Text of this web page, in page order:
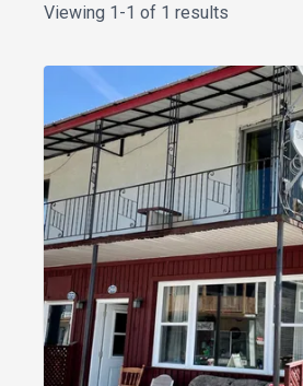
Viewing 1-1 of 1 results